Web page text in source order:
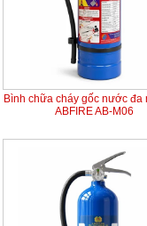
Bình chữa cháy gốc nước đa
ABFIRE AB-M06